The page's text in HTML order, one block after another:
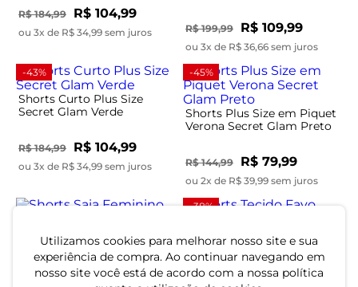
Utilizamos cookies para melhorar nosso site e sua
experiência de compra. Ao continuar navegando em
nosso site você está de acordo com a nossa política
R$ 184,99 R$ 104,99
ou 3x de R$ 34,99 sem juros R$ 199,99 R$ 109,99
ou 3x de R$ 36,66 sem juros
-43%
Shorts Curto Plus Size
Secret Glam Verde
R$ 184,99 R$ 104,99
ou 3x de R$ 34,99 sem juros
-45%
Shorts Plus Size em Piquet
Verona Secret Glam Preto
R$ 144,99 R$ 79,99
ou 2x de R$ 39,99 sem juros
Shorts Saia Feminino
Viscose Secret Glam Preto
-38%
Shorts Tecido Favo Plus
Size Secret Glam Roxo